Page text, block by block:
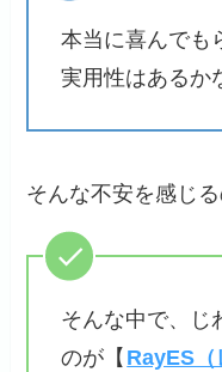
本当に喜んでも
実用性はあるか
そんな不安を感じる
そんな中で、じ
のが【 RayES（